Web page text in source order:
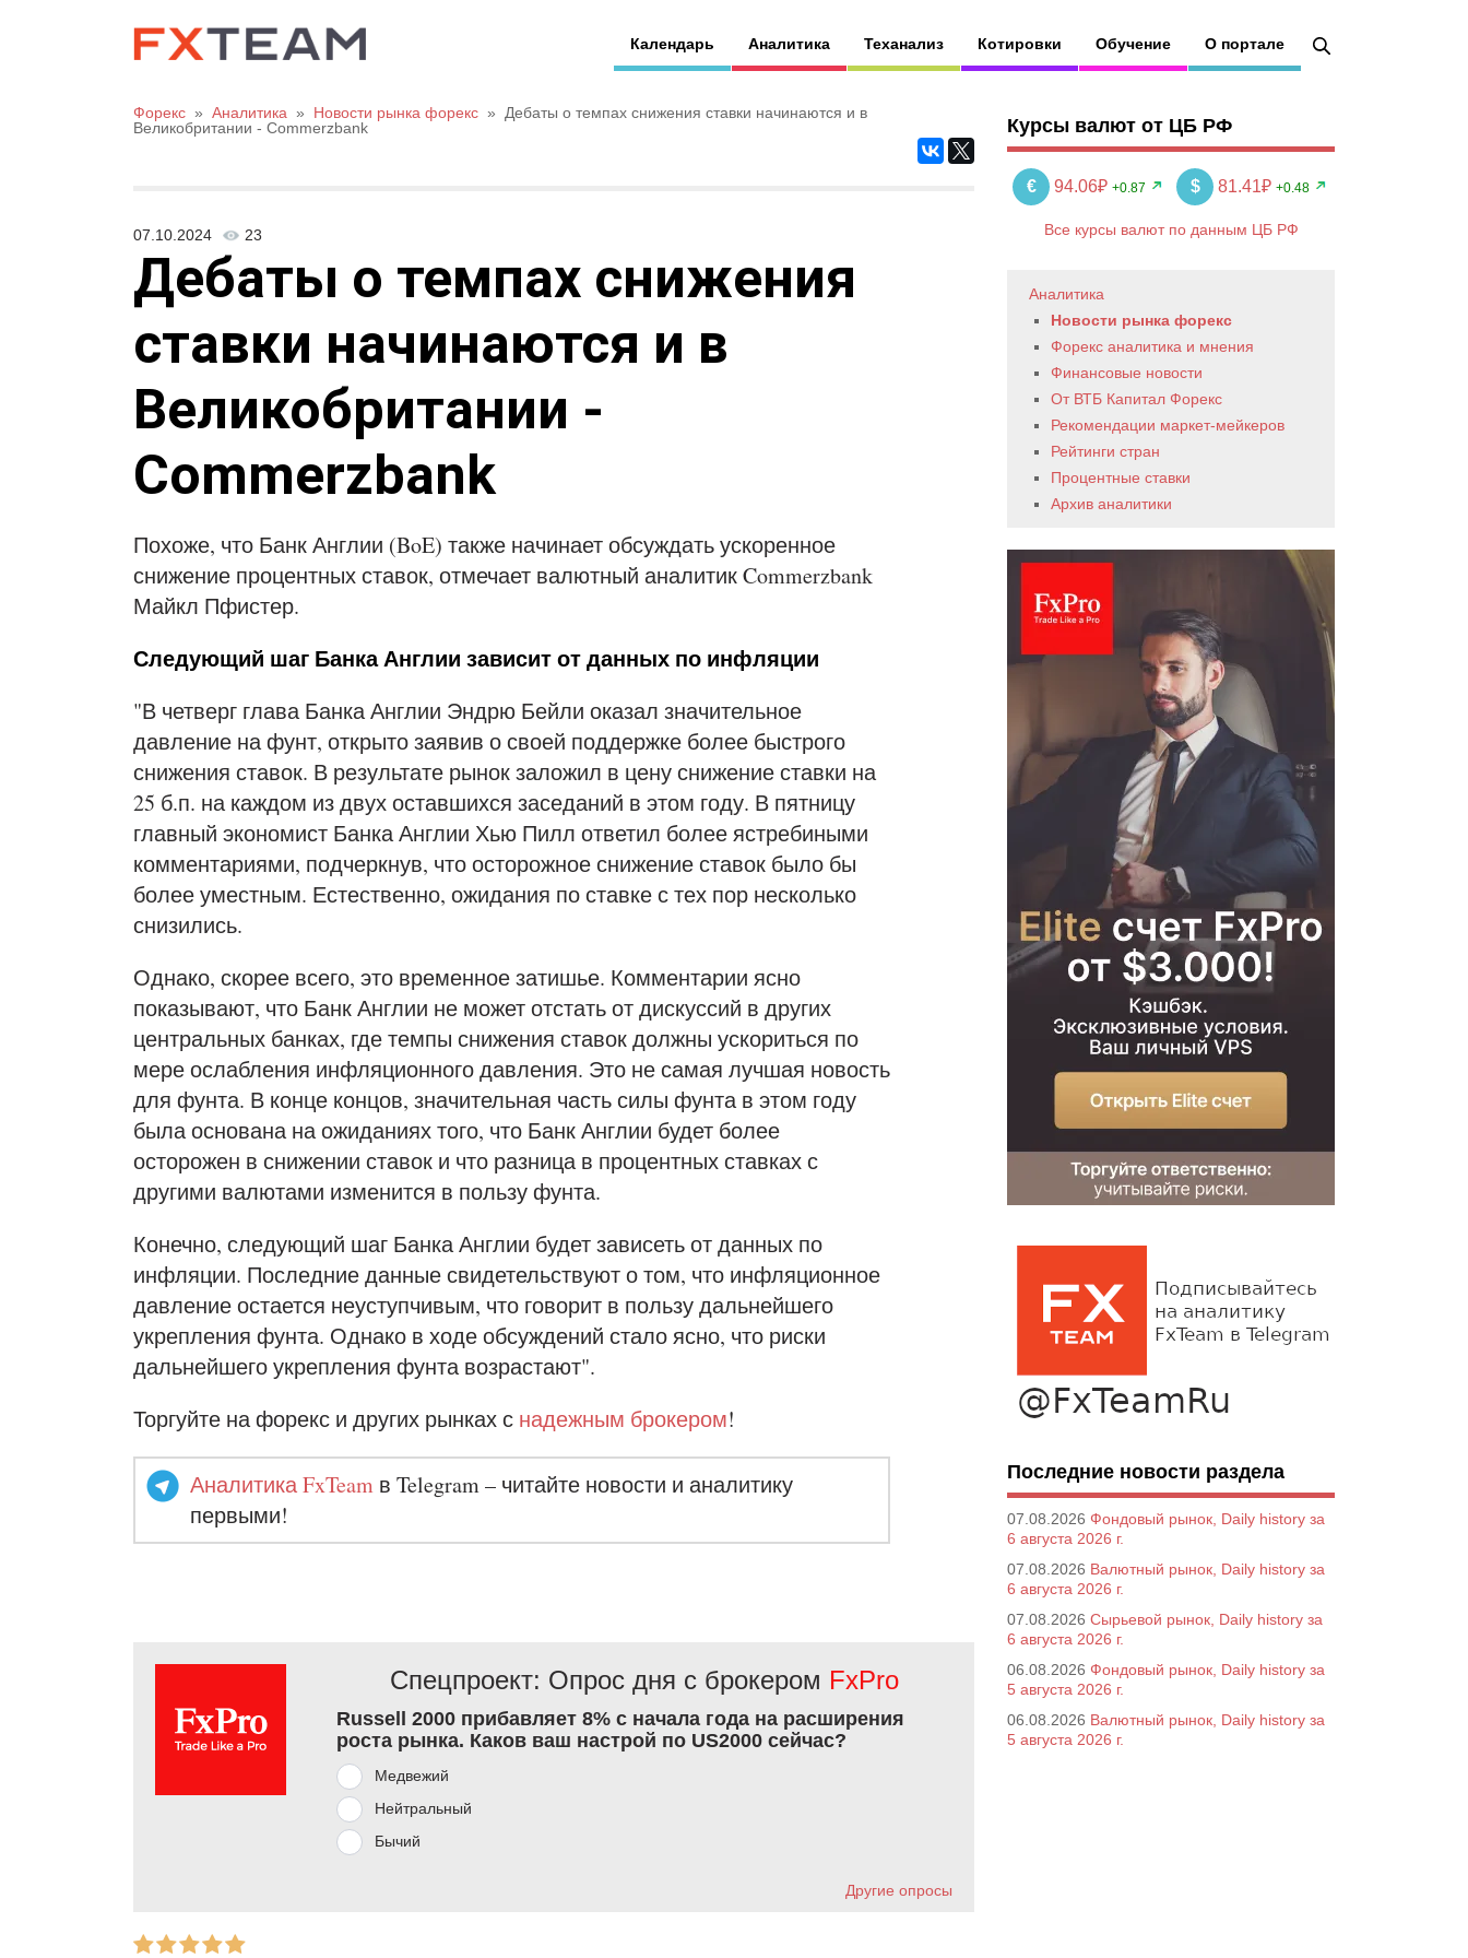
Календарь Аналитика Теханализ Котировки Обучение О портале
Форекс » Аналитика » Новости рынка форекс »
Дебаты о темпах снижения ставки начинаются и в
Великобритании - Commerzbank
07.10.2024 23
Дебаты о темпах снижения
ставки начинаются и в
Великобритании -
Commerzbank
Похоже, что Банк Англии (BoE) также начинает обсуждать ускоренное
снижение процентных ставок, отмечает валютный аналитик Commerzbank
Майкл Пфистер.
Следующий шаг Банка Англии зависит от данных по инфляции
"В четверг глава Банка Англии Эндрю Бейли оказал значительное
давление на фунт, открыто заявив о своей поддержке более быстрого
снижения ставок. В результате рынок заложил в цену снижение ставки на
25 б.п. на каждом из двух оставшихся заседаний в этом году. В пятницу
главный экономист Банка Англии Хью Пилл ответил более ястребиными
комментариями, подчеркнув, что осторожное снижение ставок было бы
более уместным. Естественно, ожидания по ставке с тех пор несколько
снизились.
Однако, скорее всего, это временное затишье. Комментарии ясно
показывают, что Банк Англии не может отстать от дискуссий в других
центральных банках, где темпы снижения ставок должны ускориться по
мере ослабления инфляционного давления. Это не самая лучшая новость
для фунта. В конце концов, значительная часть силы фунта в этом году
была основана на ожиданиях того, что Банк Англии будет более
осторожен в снижении ставок и что разница в процентных ставках с
другими валютами изменится в пользу фунта.
Конечно, следующий шаг Банка Англии будет зависеть от данных по
инфляции. Последние данные свидетельствуют о том, что инфляционное
давление остается неуступчивым, что говорит в пользу дальнейшего
укрепления фунта. Однако в ходе обсуждений стало ясно, что риски
дальнейшего укрепления фунта возрастают".
Торгуйте на форекс и других рынках с надежным брокером!
Аналитика FxTeam в Telegram – читайте новости и аналитику
первыми!
Спецпроект: Опрос дня с брокером FxPro
Russell 2000 прибавляет 8% с начала года на расширения
роста рынка. Каков ваш настрой по US2000 сейчас?
Медвежий
Нейтральный
Бычий
Другие опросы
Курсы валют от ЦБ РФ
€ 94.06₽ +0.87 $ 81.41₽ +0.48
Все курсы валют по данным ЦБ РФ
Аналитика
Новости рынка форекс
Форекс аналитика и мнения
Финансовые новости
От ВТБ Капитал Форекс
Рекомендации маркет-мейкеров
Рейтинги стран
Процентные ставки
Архив аналитики
Последние новости раздела
07.08.2026 Фондовый рынок, Daily history за
6 августа 2026 г.
07.08.2026 Валютный рынок, Daily history за
6 августа 2026 г.
07.08.2026 Сырьевой рынок, Daily history за
6 августа 2026 г.
06.08.2026 Фондовый рынок, Daily history за
5 августа 2026 г.
06.08.2026 Валютный рынок, Daily history за
5 августа 2026 г.